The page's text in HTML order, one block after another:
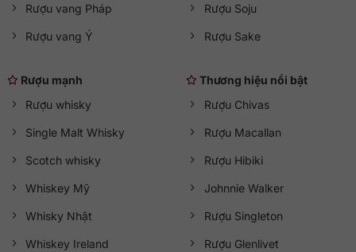
Rượu vang Pháp
Rượu vang Ý
Rượu Soju
Rượu Sake
Rượu mạnh
Rượu whisky
Single Malt Whisky
Scotch whisky
Whiskey Mỹ
Whisky Nhật
Whiskey Ireland
Thương hiệu nổi bật
Rượu Chivas
Rượu Macallan
Rượu Hibiki
Johnnie Walker
Rượu Singleton
Rượu Glenlivet